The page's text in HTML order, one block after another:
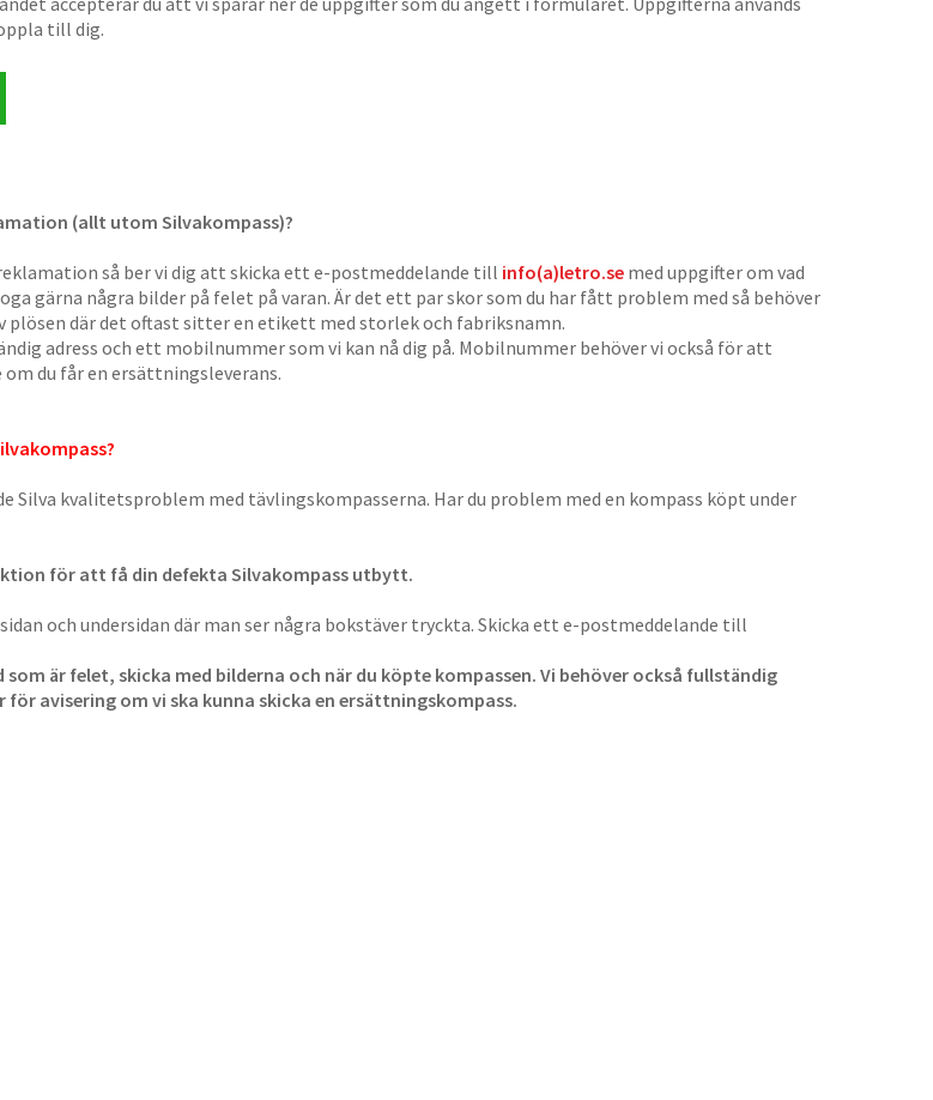
till dig.
(allt utom Silvakompass)?
så ber vi dig att skicka ett e-postmeddelande till info(a)letro.semed uppgifter om vad
gärna några bilder på felet på varan. Är det ett par skor som du har fått problem med så behöver
plösen där det oftast sitter en etikett med storlek och fabriksnamn.
adress och ett mobilnummer som vi kan nå dig på. Mobilnummer behöver vi också för att
om du får en ersättningsleverans.
Silva kvalitetsproblem med tävlingskompasserna. Har du problem med en kompass köpt under
för att få din defekta Silvakompass utbytt.
och undersidan där man ser några bokstäver tryckta. Skicka ett e-postmeddelande till
är felet, skicka med bilderna och när du köpte kompassen. Vi behöver också fullständig
avisering om vi ska kunna skicka en ersättningskompass.